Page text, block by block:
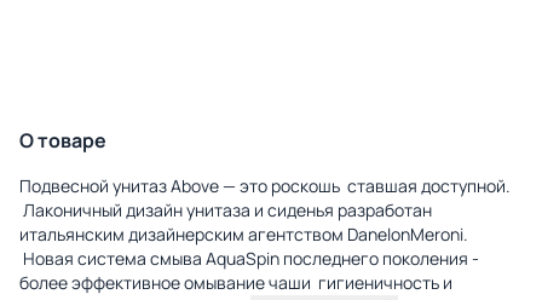
О товаре
Подвесной унитаз Above — это роскошь ставшая доступной.
Лаконичный дизайн унитаза и сиденья разработан
итальянским дизайнерским агентством DanelonMeroni.
Новая система смыва AquaSpin последнего поколения -
более эффективное омывание чаши гигиеничность и